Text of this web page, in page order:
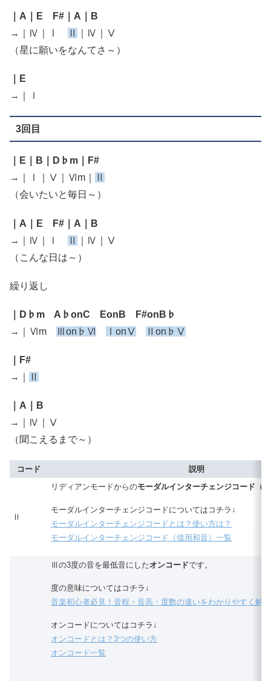
｜A｜E F#｜A｜B
→｜Ⅳ｜Ⅰ
Ⅱ
｜Ⅳ｜Ⅴ
（星に願いをなんてさ～）
｜E
→｜Ⅰ
3回目
｜E｜B｜D♭m｜F#
→｜Ⅰ｜Ⅴ｜Ⅵm｜
（会いたいと毎日～）
｜A｜E F#｜A｜B
→｜Ⅳ｜Ⅰ
Ⅱ
｜Ⅳ｜Ⅴ
（こんな日は～）
繰り返し
｜D♭m A♭onC EonB F#onB♭
→｜Ⅵm
Ⅲon♭Ⅵ ⅠonⅤ Ⅱon♭Ⅴ
｜F#
→｜
Ⅱ
｜A｜B
→｜Ⅳ｜Ⅴ
（聞こえるまで～）
コード 説明
Ⅱ
リディアンモードからのモーダルインターチェンジコード（
モーダルインターチェンジコードについてはコチラ↓
モーダルインターチェンジコードとは？使い方は？
モーダルインターチェンジコード（借用和音）一覧
Ⅲの3度の音を最低音にしたオンコードです。
度の意味についてはコチラ↓
音楽初心者必見！音程・音高・度数の違いをわかりやすく解説
オンコードについてはコチラ↓
オンコードとは？3つの使い方
オンコード一覧